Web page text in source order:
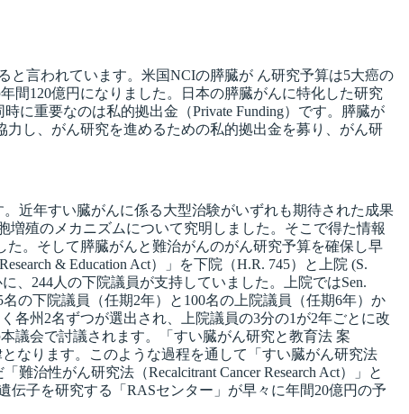
言われています。米国NCIの膵臓が ん研究予算は5大癌の
間120億円になりました。日本の膵臓がんに特化した研究
に重要なのは私的拠出金（Private Funding）です。膵臓が
し、がん研究を進めるための私的拠出金を募り、がん研
近年すい臓がんに係る大型治験がいずれも期待された成果
増殖のメカニズムについて究明しました。そこで得た情報
。そして膵臓がんと難治がんのがん研究予算を確保し早
& Education Act）」を下院（H.R. 745）と上院 (S.
、244人の下院議員が支持していました。上院ではSen.
の下院議員（任期2年）と100名の上院議員（任期6年）か
各州2名ずつが選出され、上院議員の3分の1が2年ごとに改
議会で討議されます。「すい臓がん研究と教育法 案
となります。このような過程を通して「すい臓がん研究法
「難治性がん研究法（Recalcitrant Cancer Research Act）」と
伝子を研究する「RASセンター」が早々に年間20億円の予